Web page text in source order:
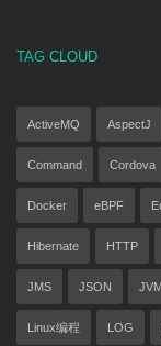
TAG CLOUD
ActiveMQ AspectJ
Command Cordova
Docker eBPF
Hibernate HTTP
JMS JSON
Linux编程 LOG